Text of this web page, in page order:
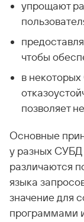
упрощают
чтобы
в
позволяет
Основные
у разных СУБД
различаются
языка
значение для
программами